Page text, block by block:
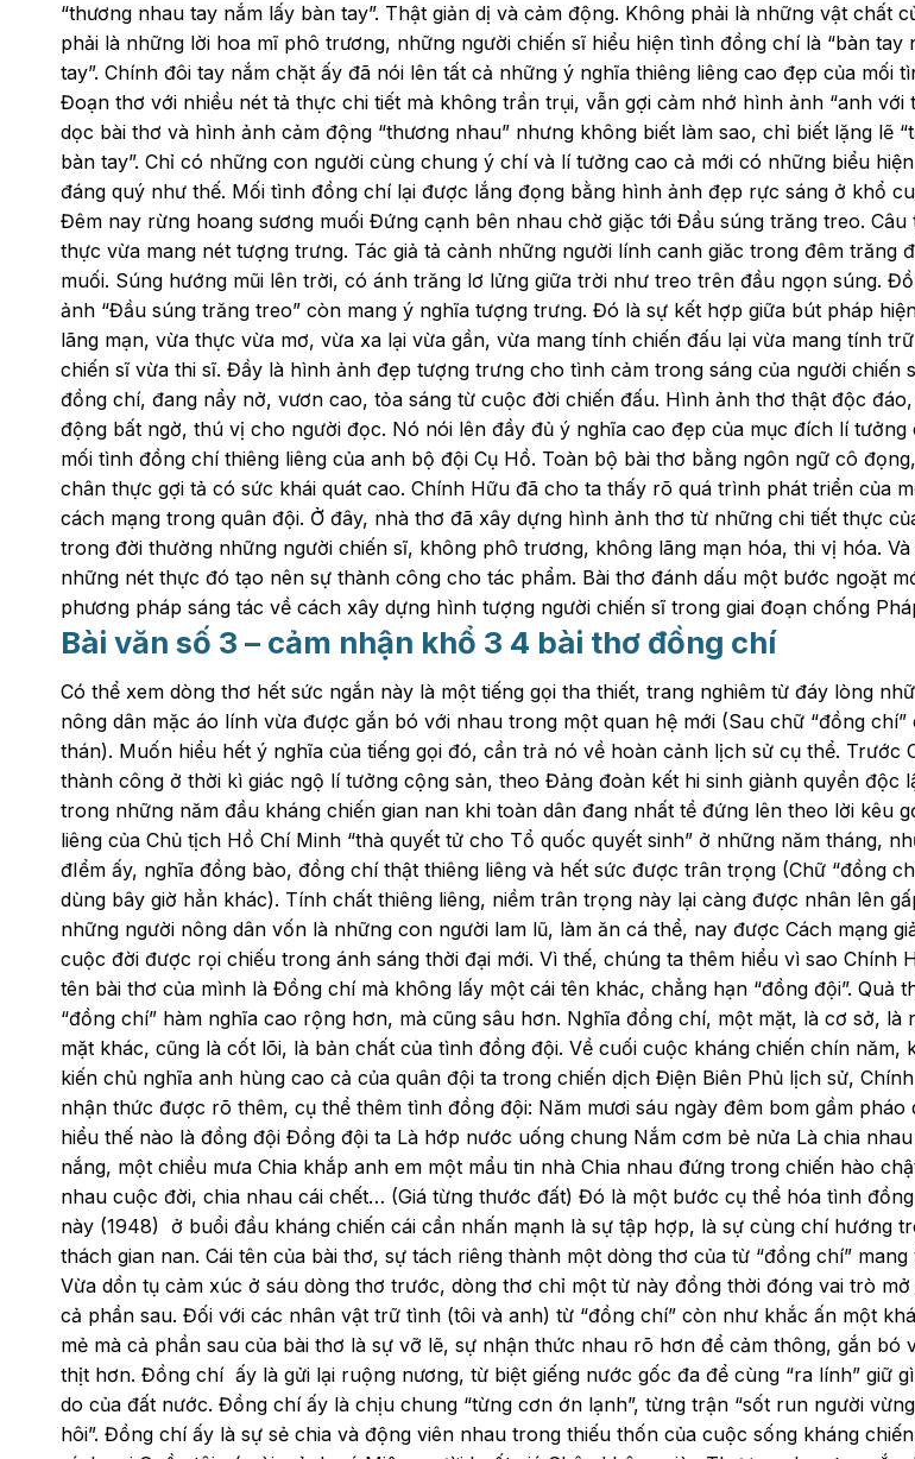
“thương nhau tay nắm lấy bàn tay”. Thật giản dị và cảm động. Không phải là những vật chất
phải là những lời hoa mĩ phô trương, những người chiến sĩ hiểu hiện tình đồng chí là “bàn tay
tay”. Chính đôi tay nắm chặt ấy đã nói lên tất cả những ý nghĩa thiêng liêng cao đẹp của mối
Đoạn thơ với nhiều nét tả thực chi tiết mà không trần trụi, vẫn gợi cảm nhớ hình ảnh “anh với
dọc bài thơ và hình ảnh cảm động “thương nhau” nhưng không biết làm sao, chỉ biết lặng lẽ
bàn tay”. Chỉ có những con người cùng chung ý chí và lí tưởng cao cả mới có những biểu
đáng quý như thế. Mối tình đồng chí lại được lắng đọng bằng hình ảnh đẹp rực sáng ở khổ
Đêm nay rừng hoang sương muối Đứng cạnh bên nhau chờ giặc tới Đầu súng trăng treo. Câu
thực vừa mang nét tượng trưng. Tác giả tả cảnh những người lính canh giăc trong đêm trăng
muối. Súng hướng mũi lên trời, có ánh trăng lơ lửng giữa trời như treo trên đầu ngọn súng.
ảnh “Đầu súng trăng treo” còn mang ý nghĩa tượng trưng. Đó là sự kết hợp giữa bút pháp
lãng mạn, vừa thực vừa mơ, vừa xa lại vừa gần, vừa mang tính chiến đấu lại vừa mang tính
chiến sĩ vừa thi sĩ. Đầy là hình ảnh đẹp tượng trưng cho tình cảm trong sáng của người chiến
đồng chí, đang nẩy nở, vươn cao, tỏa sáng từ cuộc đời chiến đấu. Hình ảnh thơ thật độc
động bất ngờ, thú vị cho người đọc. Nó nói lên đầy đủ ý nghĩa cao đẹp của mục đích lí tưởng
mối tình đồng chí thiêng liêng của anh bộ đội Cụ Hồ. Toàn bộ bài thơ bằng ngôn ngữ cô
chân thực gợi tả có sức khái quát cao. Chính Hữu đã cho ta thấy rõ quá trình phát triển của
cách mạng trong quân đội. Ở đây, nhà thơ đã xây dựng hình ảnh thơ từ những chi tiết thực
trong đời thường những người chiến sĩ, không phô trương, không lãng mạn hóa, thi vị hóa.
những nét thực đó tạo nên sự thành công cho tác phẩm. Bài thơ đánh dấu một bước ngoặt
phương pháp sáng tác về cách xây dựng hình tượng người chiến sĩ trong giai đoạn chống
Bài văn số 3 – cảm nhận khổ 3 4 bài thơ đồng chí
Có thể xem dòng thơ hết sức ngắn này là một tiếng gọi tha thiết, trang nghiêm từ đáy lòng
nông dân mặc áo lính vừa được gắn bó với nhau trong một quan hệ mới (Sau chữ “đồng chí”
thán). Muốn hiểu hết ý nghĩa của tiếng gọi đó, cần trả nó về hoàn cảnh lịch sử cụ thể. Trước
thành công ở thời kì giác ngộ lí tưởng cộng sản, theo Đảng đoàn kết hi sinh giành quyền độc
trong những năm đầu kháng chiến gian nan khi toàn dân đang nhất tề đứng lên theo lời kêu
liêng của Chủ tịch Hồ Chí Minh “thà quyết tử cho Tổ quốc quyết sinh” ở những năm tháng,
đIểm ấy, nghĩa đồng bào, đồng chí thật thiêng liêng và hết sức được trân trọng (Chữ “đồng
dùng bây giờ hẳn khác). Tính chất thiêng liêng, niềm trân trọng này lại càng được nhân lên
những người nông dân vốn là những con người lam lũ, làm ăn cá thể, nay được Cách mạng
cuộc đời được rọi chiếu trong ánh sáng thời đại mới. Vì thế, chúng ta thêm hiểu vì sao Chính
tên bài thơ của mình là Đồng chí mà không lấy một cái tên khác, chẳng hạn “đồng đội”. Quả
“đồng chí” hàm nghĩa cao rộng hơn, mà cũng sâu hơn. Nghĩa đồng chí, một mặt, là cơ sở, là
mặt khác, cũng là cốt lõi, là bản chất của tình đồng đội. Về cuối cuộc kháng chiến chín năm,
kiến chủ nghĩa anh hùng cao cả của quân đội ta trong chiến dịch Điện Biên Phủ lịch sử,
nhận thức được rõ thêm, cụ thể thêm tình đồng đội: Năm mươi sáu ngày đêm bom gầm pháo
hiểu thế nào là đồng đội Đồng đội ta Là hớp nước uống chung Nắm cơm bẻ nửa Là chia
nắng, một chiều mưa Chia khắp anh em một mẩu tin nhà Chia nhau đứng trong chiến hào
nhau cuộc đời, chia nhau cái chết… (Giá từng thước đất) Đó là một bước cụ thể hóa tình
này (1948) ở buổi đầu kháng chiến cái cần nhấn mạnh là sự tập hợp, là sự cùng chí hướng
thách gian nan. Cái tên của bài thơ, sự tách riêng thành một dòng thơ của từ “đồng chí” mang
Vừa dồn tụ cảm xúc ở sáu dòng thơ trước, dòng thơ chỉ một từ này đồng thời đóng vai trò
cả phần sau. Đối với các nhân vật trữ tình (tôi và anh) từ “đồng chí” còn như khắc ấn một
mẻ mà cả phần sau của bài thơ là sự vỡ lẽ, sự nhận thức nhau rõ hơn để cảm thông, gắn bó
thịt hơn. Đồng chí ấy là gửi lại ruộng nương, từ biệt giếng nước gốc đa để cùng “ra lính” giữ
do của đất nước. Đồng chí ấy là chịu chung “từng cơn ớn lạnh”, từng trận “sốt run người
hôi”. Đồng chí ấy là sự sẻ chia và động viên nhau trong thiếu thốn của cuộc sống kháng